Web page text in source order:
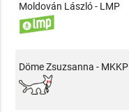
Moldován László - LMP
Döme Zsuzsanna - MKKP